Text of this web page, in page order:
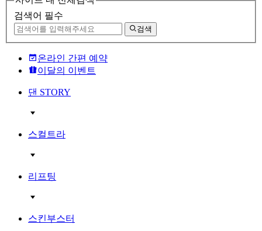
검색어 필수
검색
온라인 간편 예약
이달의 이벤트
댄 STORY
스컬트라
리프팅
스킨부스터